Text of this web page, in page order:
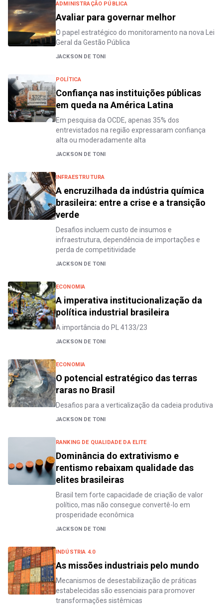
ADMINISTRAÇÃO PÚBLICA
Avaliar para governar melhor
O papel estratégico do monitoramento na nova Lei
Geral da Gestão Pública
JACKSON DE TONI
POLÍTICA
Confiança nas instituições públicas
em queda na América Latina
Em pesquisa da OCDE, apenas 35% dos
entrevistados na região expressaram confiança
alta ou moderadamente alta
JACKSON DE TONI
INFRAESTRUTURA
A encruzilhada da indústria química
brasileira: entre a crise e a transição
verde
Desafios incluem custo de insumos e
infraestrutura, dependência de importações e
perda de competitividade
JACKSON DE TONI
ECONOMIA
A imperativa institucionalização da
política industrial brasileira
A importância do PL 4133/23
JACKSON DE TONI
ECONOMIA
O potencial estratégico das terras
raras no Brasil
Desafios para a verticalização da cadeia produtiva
JACKSON DE TONI
RANKING DE QUALIDADE DA ELITE
Dominância do extrativismo e
rentismo rebaixam qualidade das
elites brasileiras
Brasil tem forte capacidade de criação de valor
político, mas não consegue convertê-lo em
prosperidade econômica
JACKSON DE TONI
INDÚSTRIA 4.0
As missões industriais pelo mundo
Mecanismos de desestabilização de práticas
estabelecidas são essenciais para promover
transformações sistêmicas